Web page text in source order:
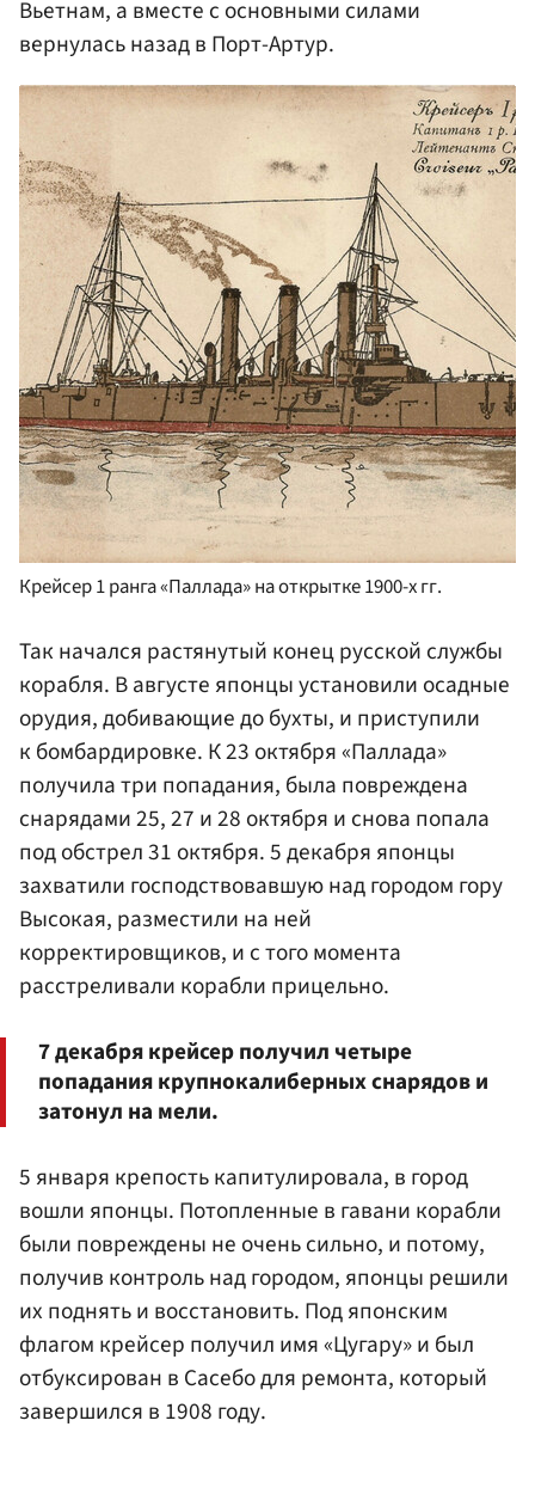
Вьетнам, а вместе с основными силами
вернулась назад в Порт-Артур.
Крейсер 1 ранга «Паллада» на открытке 1900-х гг.
Так начался растянутый конец русской службы
корабля. В августе японцы установили осадные
орудия, добивающие до бухты, и приступили
к бомбардировке. К 23 октября «Паллада»
получила три попадания, была повреждена
снарядами 25, 27 и 28 октября и снова попала
под обстрел 31 октября. 5 декабря японцы
захватили господствовавшую над городом гору
Высокая, разместили на ней
корректировщиков, и с того момента
расстреливали корабли прицельно.
7 декабря крейсер получил четыре
попадания крупнокалиберных снарядов и
затонул на мели.
5 января крепость капитулировала, в город
вошли японцы. Потопленные в гавани корабли
были повреждены не очень сильно, и потому,
получив контроль над городом, японцы решили
их поднять и восстановить. Под японским
флагом крейсер получил имя «Цугару» и был
отбуксирован в Сасебо для ремонта, который
завершился в 1908 году.